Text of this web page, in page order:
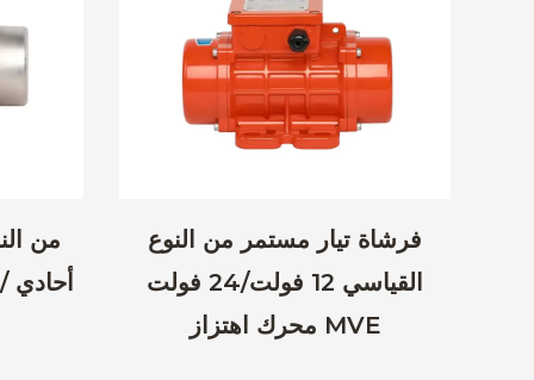
فرشاة تيار مستمر من النوع
القياسي 12 فولت/24 فولت
محرك اهتزاز MVE